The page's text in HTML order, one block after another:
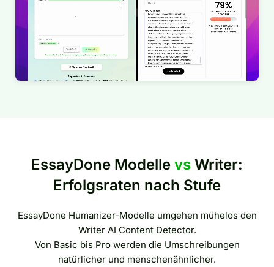
EssayDone Modelle vs Writer:
Erfolgsraten nach Stufe
EssayDone Humanizer-Modelle umgehen mühelos den
Writer AI Content Detector.
Von Basic bis Pro werden die Umschreibungen
natürlicher und menschenähnlicher.